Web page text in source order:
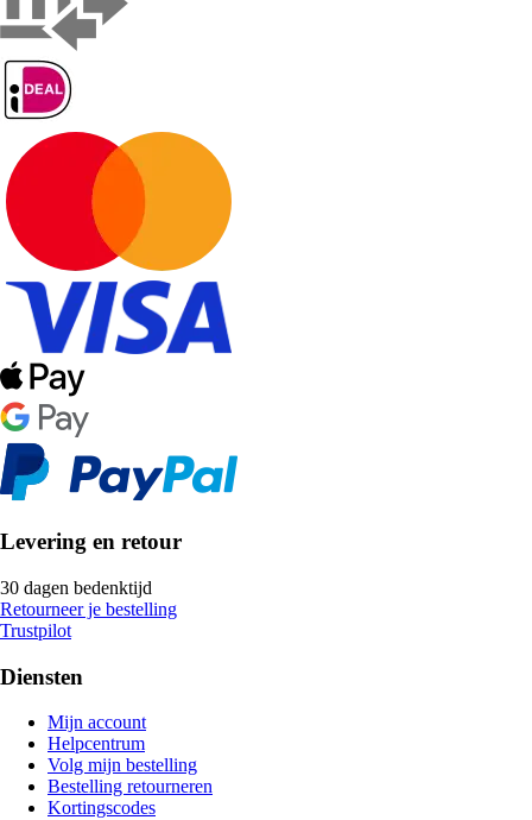
Levering en retour
30 dagen bedenktijd
Retourneer je bestelling
Trustpilot
Diensten
Mijn account
Helpcentrum
Volg mijn bestelling
Bestelling retourneren
Kortingscodes